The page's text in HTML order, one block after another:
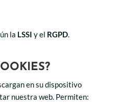
la LSSI y el RGPD.
en su dispositivo
nuestra web. Permiten: